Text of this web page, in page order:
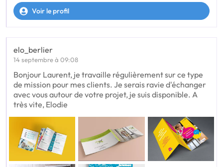
Voir le profil
elo_berlier
14 septembre à 09:08
Bonjour Laurent, je travaille régulièrement sur ce type
de mission pour mes clients. Je serais ravie d'échanger
avec vous autour de votre projet, je suis disponible. A
très vite, Elodie